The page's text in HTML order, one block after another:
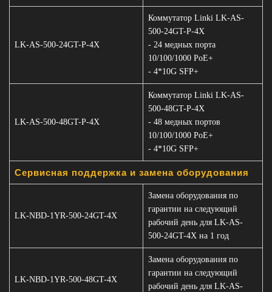
LK-AS-500-24GT-P-4X
Коммутатор Linki LK-AS-
500-24GT-P-4X
- 24 медных порта
10/100/1000 PoE+
- 4*10G SFP+
LK-AS-500-48GT-P-4X
Коммутатор Linki LK-AS-
500-48GT-P-4X
- 48 медных портов
10/100/1000 PoE+
- 4*10G SFP+
Сервисная поддержка и замена оборудования
LK-NBD-1YR-500-24GT-4X
Замена оборудования по
гарантии на следующий
рабочий день для LK-AS-
500-24GT-4X на 1 год
LK-NBD-1YR-500-48GT-4X
Замена оборудования по
гарантии на следующий
рабочий день для LK-AS-